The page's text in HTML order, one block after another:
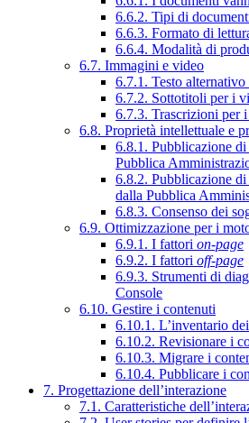
6.6.2. Tipi di
6.6.3. Formato di
6.6.4. Modalità di
6.7. Immagini e video
6.7.1. Testo
6.7.2. Sottotitoli per i
6.7.3. Trascrizioni per
6.8. Proprietà intellettuale e
6.8.1. Pubblicazione
Pubblica
6.8.2. Pubblicazione
dalla Pubblica
6.8.3. Consenso dei
6.9. Ottimizzazione per i
6.9.1. I fattori on-page
6.9.2. I fattori off-page
6.9.3. Strumenti di
Console
6.10. Gestire i contenuti
6.10.1. L’inventario
6.10.2. Revisionare i
6.10.3. Migrare i
6.10.4. Pubblicare i
7. Progettazione dell’interazione
7.1. Caratteristiche